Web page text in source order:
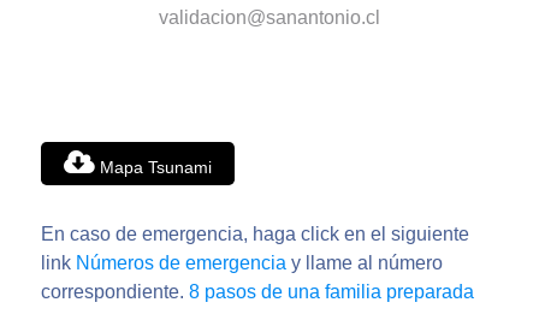
validacion@sanantonio.cl
Mapa Tsunami
En caso de emergencia, haga click en el siguiente
link Números de emergencia y llame al número
correspondiente. 8 pasos de una familia preparada